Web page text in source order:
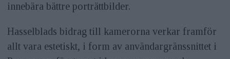
innebära bättre porträttbilder.
Hasselblads bidrag till kamerorna verkar framför
allt vara estetiskt, i form av användargränssnittet i